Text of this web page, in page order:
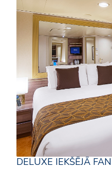
DELUXE IEKŠĒJĀ